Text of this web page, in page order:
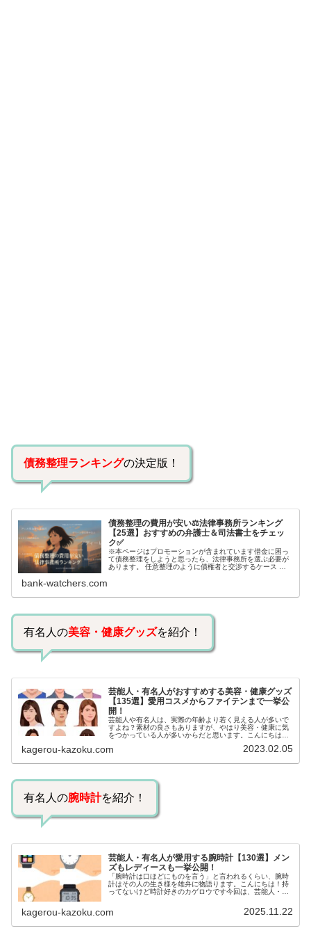
債務整理ランキングの決定版！
債務整理の費用が安い⚖️法律事務所ランキング
【25選】おすすめの弁護士＆司法書士をチェッ
ク✅
※本ページはプロモーションが含まれています借金に困っ
て債務整理をしようと思ったら、法律事務所を選ぶ必要が
あります。 任意整理のように債権者と交渉するケース 自
bank-watchers.com
有名人の美容・健康グッズを紹介！
芸能人・有名人がおすすめする美容・健康グッズ
【135選】愛用コスメからファイテンまで一挙公
開！
芸能人や有名人は、実際の年齢より若く見える人が多いで
すよね？素材の良さもありますが、やはり美容・健康に気
をつかっている人が多いからだと思います。こんにちは！
いるのでしょうか？今回は、芸能人…
kagerou-kazoku.com 2023.02.05
有名人の腕時計を紹介！
芸能人・有名人が愛用する腕時計【130選】メン
ズもレディースも一挙公開！
「腕時計は口ほどにものを言う」と言われるくらい、腕時
計はその人の生き様を雄弁に物語ります。こんにちは！持
ってないけど時計好きのカゲロウです今回は、芸能人・有
kagerou-kazoku.com 2025.11.22